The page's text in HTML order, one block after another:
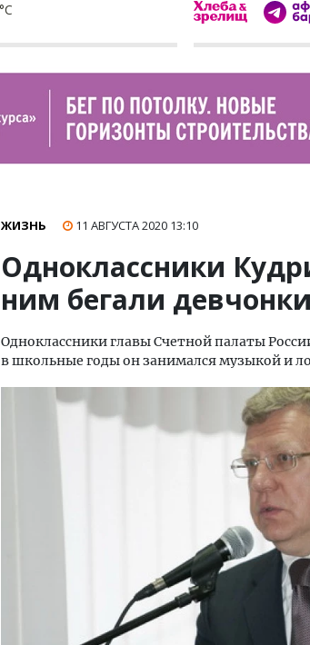
ЖИЗНЬ 11 АВГУСТА 2020 13:10
Одноклассники
ним бегали девчонки
Одноклассники главы Счетной палаты
в школьные годы он занимался музыкой и